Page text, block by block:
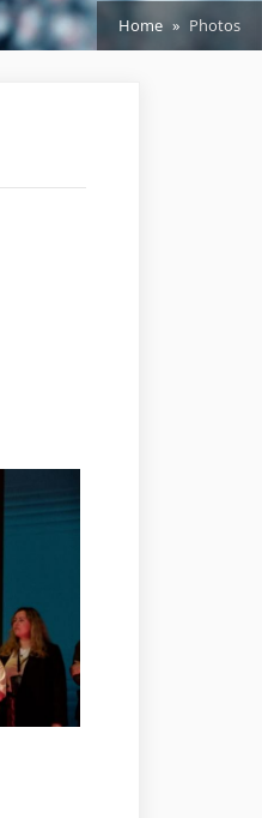
Home Photos